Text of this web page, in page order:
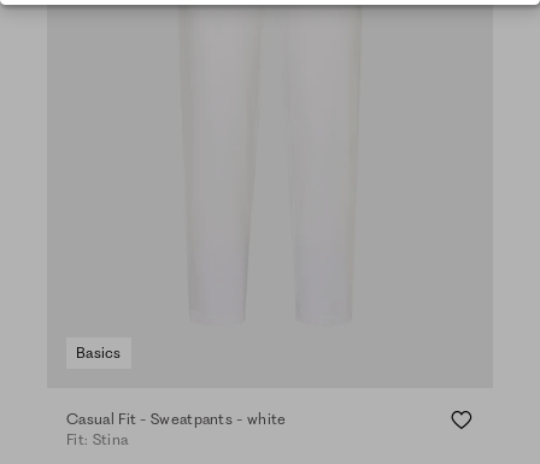
Basics
Casual Fit - Sweatpants - white
Fit: Stina